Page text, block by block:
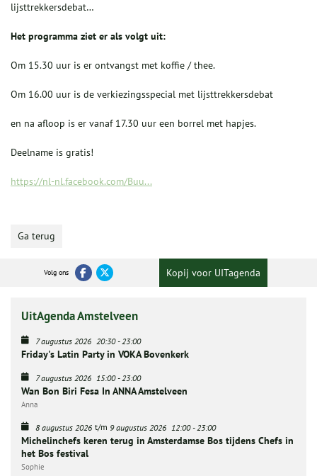
lijsttrekkersdebat…
Het programma ziet er als volgt uit:
Om 15.30 uur is er ontvangst met koffie / thee.
Om 16.00 uur is de verkiezingsspecial met lijsttrekkersdebat
en na afloop is er vanaf 17.30 uur een borrel met hapjes.
Deelname is gratis!
https://nl-nl.facebook.com/Buu...
Ga terug
Volg ons Kopij voor UITagenda
UitAgenda Amstelveen
7 augustus 2026 20:30-23:00
Friday's Latin Party in VOKA Bovenkerk
7 augustus 2026 15:00-23:00
Wan Bon Biri Fesa In ANNA Amstelveen
Anna
8 augustus 2026 t/m 9 augustus 2026 12:00-23:00
Michelinchefs keren terug in Amsterdamse Bos tijdens Chefs in
het Bos festival
Sophie